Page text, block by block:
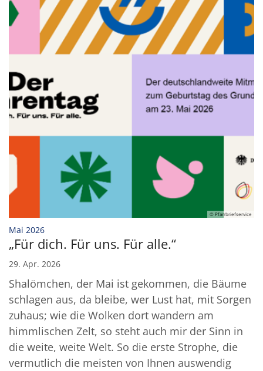
© Pfarrbriefservice
Mai 2026:
„Für dich. Für uns. Für alle.“
29. Apr. 2026
Shalömchen, der Mai ist gekommen, die Bäume
schlagen aus, da bleibe, wer Lust hat, mit Sorgen
zuhaus; wie die Wolken dort wandern am
himmlischen Zelt, so steht auch mir der Sinn in
die weite, weite Welt. So die erste Strophe, die
vermutlich die meisten von Ihnen auswendig